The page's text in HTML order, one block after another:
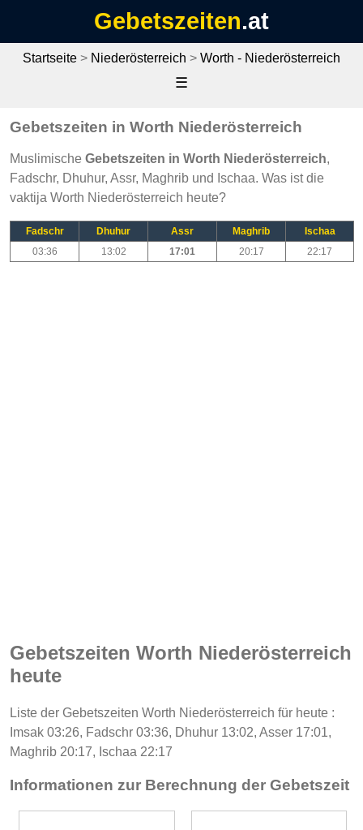
Gebetszeiten.at
Startseite > Niederösterreich > Worth - Niederösterreich
☰
Gebetszeiten in Worth Niederösterreich
Muslimische Gebetszeiten in Worth Niederösterreich,
Fadschr, Dhuhur, Assr, Maghrib und Ischaa. Was ist die
vaktija Worth Niederösterreich heute?
Fadschr Dhuhur Assr Maghrib
Ischaa
03:36
13:02 17:01 20:17 22:17
Gebetszeiten Worth Niederösterreich
heute
Liste der Gebetszeiten Worth Niederösterreich für heute :
Imsak 03:26, Fadschr 03:36, Dhuhur 13:02, Asser 17:01,
Maghrib 20:17, Ischaa 22:17
Informationen zur Berechnung der Gebetszeit